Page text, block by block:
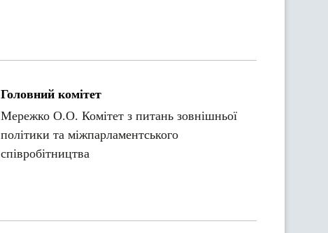
Головний комітет
Мережко О.О. Комітет з питань зовнішньої
політики та міжпарламентського
співробітництва